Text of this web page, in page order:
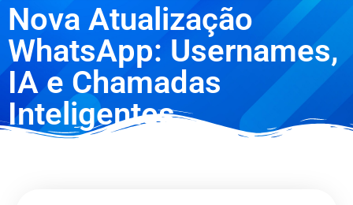
Nova Atualização
WhatsApp: Usernames,
IA e Chamadas
Inteligentes